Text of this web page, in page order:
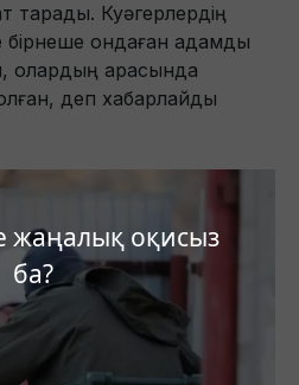
жаңалық оқисыз
ба?
тарады. Куәгерлердің
бірнеше ондаған адамды
олардың арасында
деп хабарлайды